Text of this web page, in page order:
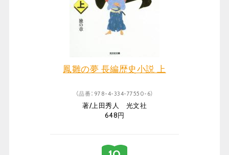
鳳雛の夢 長編歴史小説 上
（品番：978-4-334-77550-6）
著/上田秀人 光文社
648円